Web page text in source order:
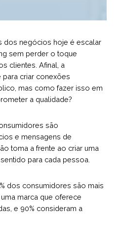
dos negócios hoje é escalar
sem perder o toque
clientes. Afinal, a
para criar conexões
mas como fazer isso em
a qualidade?
são
e mensagens de
toma a frente ao criar uma
para cada pessoa.
dos consumidores são mais
marca que oferece
e 90% consideram a